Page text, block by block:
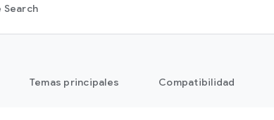
Search
Temas principales Compatibilidad